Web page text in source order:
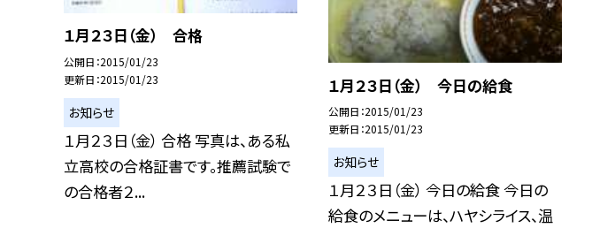
１月２３日（金） 合格
公開日 2015/01/23
更新日 2015/01/23
お知らせ
１月２３日（金） 合格 写真は、ある私
立高校の合格証書です。推薦試験で
の合格者２...
１月２３日（金） 今日の給食
公開日 2015/01/23
更新日 2015/01/23
お知らせ
１月２３日（金） 今日の給食 今日の
給食のメニューは、ハヤシライス、温